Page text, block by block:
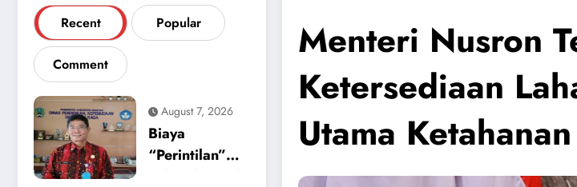
Recent Popular
Comment
August 7, 2026
Biaya
“Perintilan”
Menteri Nusron
Ketersediaan
Utama